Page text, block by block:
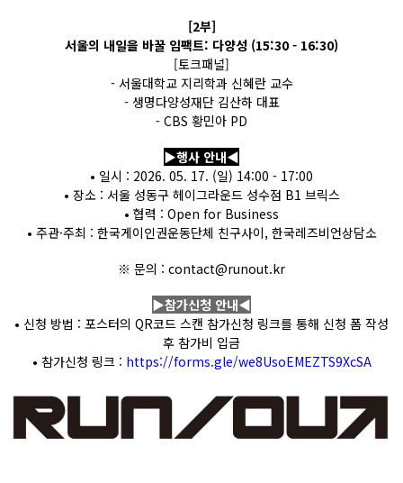
[2부]
서울의 내일을 바꿀 임팩트: 다양성 (15:30 - 16:30)
[토크패널]
- 서울대학교 지리학과 신혜란 교수
- 생명다양성재단 김산하 대표
- CBS 황민아 PD
▶행사 안내◀
• 일시 : 2026. 05. 17. (일) 14:00 - 17:00
• 장소 : 서울 성동구 헤이그라운드 성수점 B1 브릭스
• 협력 : Open for Business
• 주관·주최 : 한국게이인권운동단체 친구사이, 한국레즈비언상담소
※ 문의 : contact@runout.kr
▶참가신청 안내◀
• 신청 방법 : 포스터의 QR코드 스캔 참가신청 링크를 통해 신청 폼 작성
후 참가비 입금
• 참가신청 링크 : https://forms.gle/we8UsoEMEZTS9XcSA